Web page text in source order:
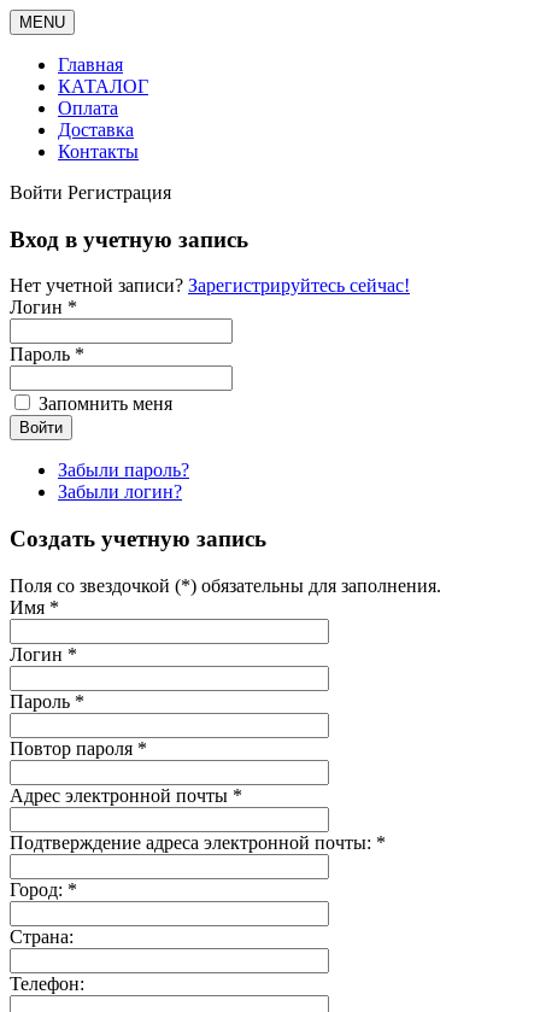
MENU
Главная
КАТАЛОГ
Оплата
Доставка
Контакты
Войти Регистрация
Вход в учетную запись
Нет учетной записи? Зарегистрируйтесь сейчас!
Логин *
Пароль *
Запомнить меня
Забыли пароль?
Забыли логин?
Создать учетную запись
Поля со звездочкой (*) обязательны для заполнения.
Имя *
Логин *
Пароль *
Повтор пароля *
Адрес электронной почты *
Подтверждение адреса электронной почты: *
Город: *
Страна:
Телефон: